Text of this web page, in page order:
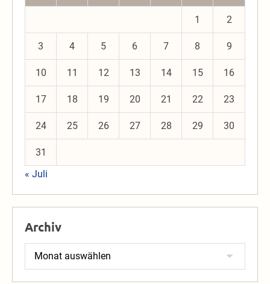
1 2
3 4 5 6 7 8 9
10 11 12 13 14 15 16
17 18 19 20 21 22 23
24 25 26 27 28 29 30
31
« Juli
Archiv
Archiv